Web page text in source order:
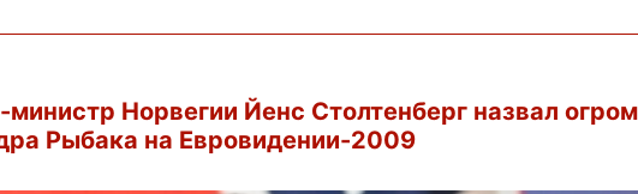
Норвегии Йенс Столтенберг назвал
Рыбака на Евровидении-2009